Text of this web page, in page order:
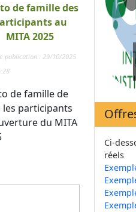
de famille des
au
MITA 2025
publication : 29/10/2025
de famille de
les participants
du MITA
Ci-
réels